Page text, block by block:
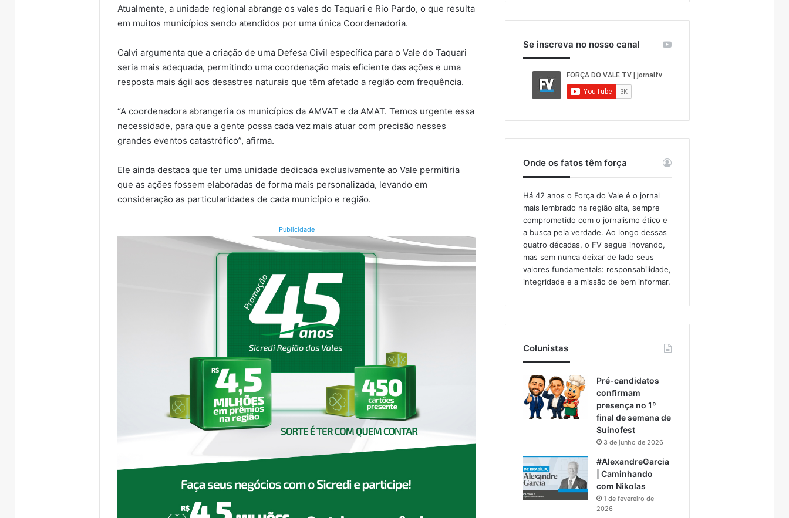
Atualmente, a unidade regional abrange os vales do Taquari e Rio Pardo, o que resulta
em muitos municípios sendo atendidos por uma única Coordenadoria.
Calvi argumenta que a criação de uma Defesa Civil específica para o Vale do Taquari
seria mais adequada, permitindo uma coordenação mais eficiente das ações e uma
resposta mais ágil aos desastres naturais que têm afetado a região com frequência.
“A coordenadora abrangeria os municípios da AMVAT e da AMAT. Temos urgente essa
necessidade, para que a gente possa cada vez mais atuar com precisão nesses
grandes eventos catastrófico”, afirma.
Ele ainda destaca que ter uma unidade dedicada exclusivamente ao Vale permitiria
que as ações fossem elaboradas de forma mais personalizada, levando em
consideração as particularidades de cada município e região.
Publicidade
Se inscreva no nosso canal
Onde os fatos têm força
Há 42 anos o Força do Vale é o jornal
mais lembrado na região alta, sempre
comprometido com o jornalismo ético e
a busca pela verdade. Ao longo dessas
quatro décadas, o FV segue inovando,
mas sem nunca deixar de lado seus
valores fundamentais: responsabilidade,
integridade e a missão de bem informar.​
Colunistas
Pré-candidatos
confirmam
presença no 1º
final de semana de
Suinofest
3 de junho de 2026
#AlexandreGarcia
| Caminhando
com Nikolas
1 de fevereiro de
2026